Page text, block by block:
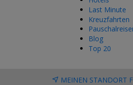
Last Minute
Kreuzfahrten
Blog
Top 20
MEINEN STANDORT